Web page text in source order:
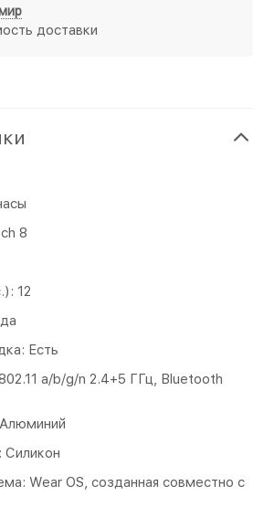
доставки
8
12
Есть
a/b/g/n 2.4+5 ГГц, Bluetooth
Wear OS, созданная совместно с